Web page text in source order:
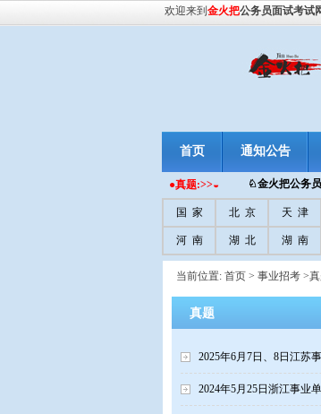
首页 通知公告
欢迎来到 金火把公务员面试考试
国 家 北 京 天 津
河 南 湖 北 湖 南
●真题:>>◒ ♘金火把公务
当前位置: 首页 > 事业招考 >
真题
2025年6月7日、8日江苏
2024年5月25日浙江事业